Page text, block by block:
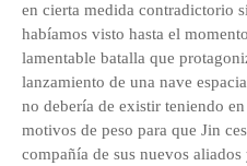
en cierta medida contradictorio
habíamos visto hasta el
lamentable batalla que
lanzamiento de una nave
no debería de existir teniendo
motivos de peso para que Jin
compañía de sus nuevos